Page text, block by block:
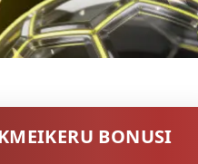
BONUSI